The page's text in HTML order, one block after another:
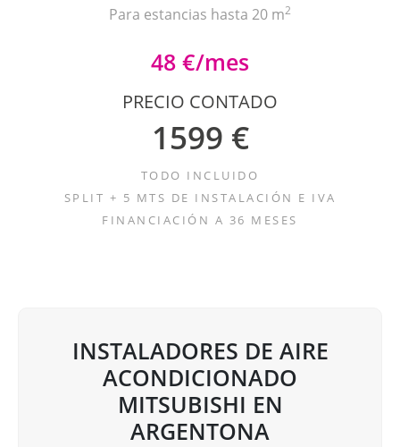
Para estancias hasta 20 m2
48 €/mes
PRECIO CONTADO
1599 €
TODO INCLUIDO
SPLIT + 5 MTS DE INSTALACIÓN E IVA
FINANCIACIÓN A 36 MESES
INSTALADORES DE AIRE
ACONDICIONADO
MITSUBISHI EN
ARGENTONA